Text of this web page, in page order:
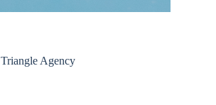
Triangle Agency